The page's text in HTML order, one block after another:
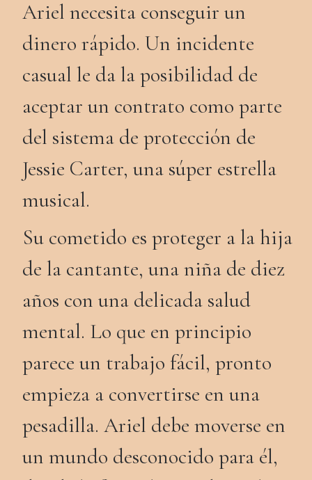
Ariel necesita conseguir un
dinero rápido. Un incidente
casual le da la posibilidad de
aceptar un contrato como parte
del sistema de protección de
Jessie Carter, una súper estrella
musical.
Su cometido es proteger a la hija
de la cantante, una niña de diez
años con una delicada salud
mental. Lo que en principio
parece un trabajo fácil, pronto
empieza a convertirse en una
pesadilla. Ariel debe moverse en
un mundo desconocido para él,